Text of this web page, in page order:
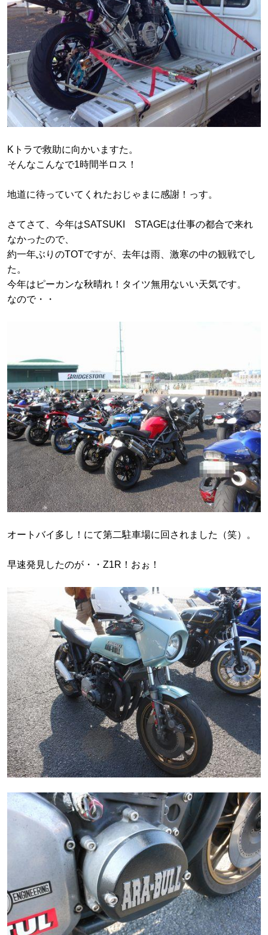
Kトラで救助に向かいますた。
そんなこんなで1時間半ロス！
地道に待っていてくれたおじゃまに感謝！っす。
さてさて、今年はSATSUKI STAGEは仕事の都合で来れ
なかったので、
約一年ぶりのTOTですが、去年は雨、激寒の中の観戦でし
た。
今年はピーカンな秋晴れ！タイツ無用ないい天気です。
なので・・
オートバイ多し！にて第二駐車場に回されました（笑）。
早速発見したのが・・Z1R！おぉ！